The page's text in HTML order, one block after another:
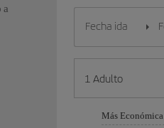
a
Más Económica